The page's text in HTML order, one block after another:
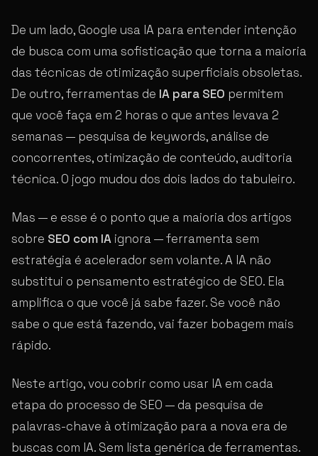
De um lado, Google usa IA para entender intenção
de busca com uma sofisticação que torna a maioria
das técnicas de otimização superficiais obsoletas.
De outro, ferramentas de IA para SEO permitem
que você faça em 2 horas o que antes levava 2
semanas — pesquisa de keywords, análise de
concorrentes, otimização de conteúdo, auditoria
técnica. O jogo mudou dos dois lados do tabuleiro.
Mas — e esse é o ponto que a maioria dos artigos
sobre SEO com IA ignora — ferramenta sem
estratégia é acelerador sem volante. A IA não
substitui o pensamento estratégico de SEO. Ela
amplifica o que você já sabe fazer. Se você não
sabe o que está fazendo, vai fazer bobagem mais
rápido.
Neste artigo, vou cobrir como usar IA em cada
etapa do processo de SEO — da pesquisa de
palavras-chave à otimização para a nova era de
buscas com IA. Sem lista genérica de ferramentas.